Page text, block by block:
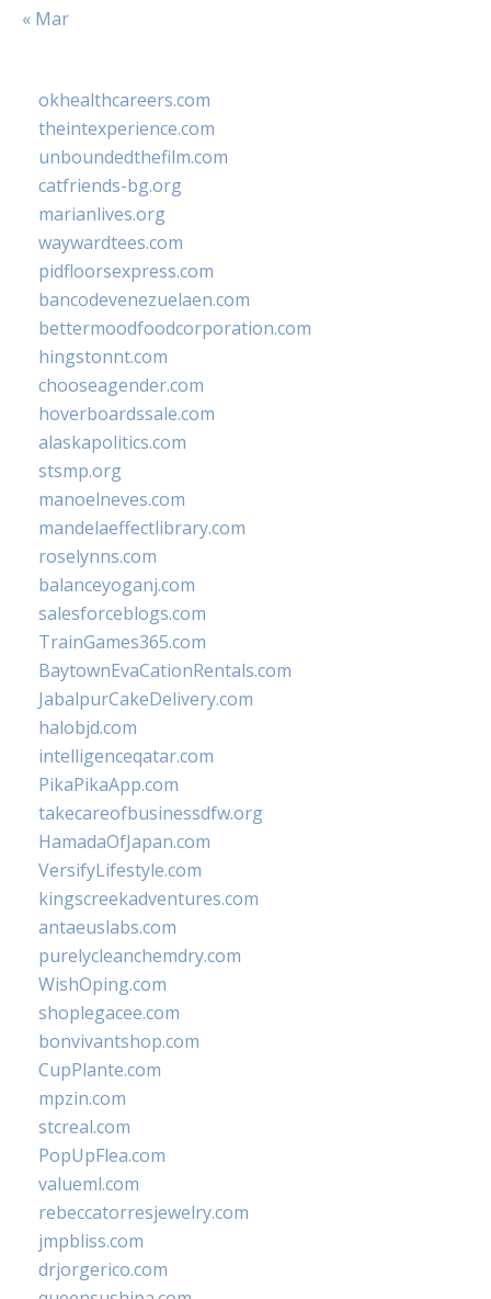
« Mar
okhealthcareers.com
theintexperience.com
unboundedthefilm.com
catfriends-bg.org
marianlives.org
waywardtees.com
pidfloorsexpress.com
bancodevenezuelaen.com
bettermoodfoodcorporation.com
hingstonnt.com
chooseagender.com
hoverboardssale.com
alaskapolitics.com
stsmp.org
manoelneves.com
mandelaeffectlibrary.com
roselynns.com
balanceyoganj.com
salesforceblogs.com
TrainGames365.com
BaytownEvaCationRentals.com
JabalpurCakeDelivery.com
halobjd.com
intelligenceqatar.com
PikaPikaApp.com
takecareofbusinessdfw.org
HamadaOfJapan.com
VersifyLifestyle.com
kingscreekadventures.com
antaeuslabs.com
purelycleanchemdry.com
WishOping.com
shoplegacee.com
bonvivantshop.com
CupPlante.com
mpzin.com
stcreal.com
PopUpFlea.com
valueml.com
rebeccatorresjewelry.com
jmpbliss.com
drjorgerico.com